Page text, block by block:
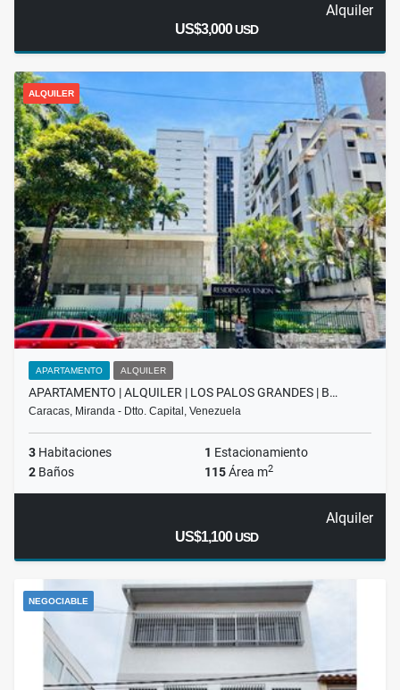
Alquiler
US$3,000USD
ALQUILER
APARTAMENTO ALQUILER
APARTAMENTO | ALQUILER | LOS PALOS GRANDES | B…
Caracas, Miranda - Dtto. Capital, Venezuela
3 Habitaciones 1 Estacionamiento
2 Baños 115Área m2
Alquiler
US$1,100USD
NEGOCIABLE